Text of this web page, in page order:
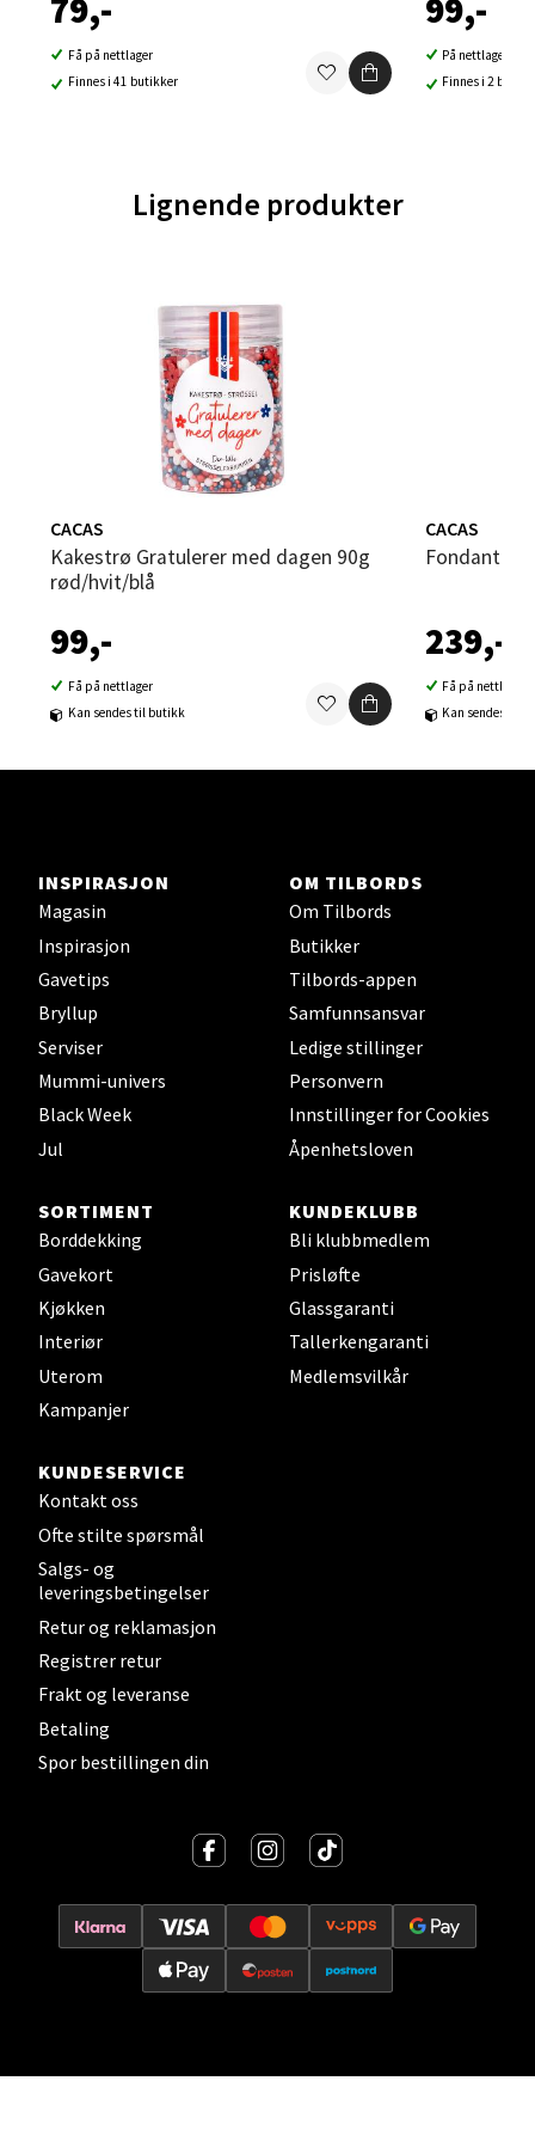
79,-
Få på nettlager
Finnes i 41 butikker
99,-
På nettlager
Finnes i 2
Lignende produkter
CACAS
Kakestrø Gratulerer med dagen 90g
rød/hvit/blå
99,-
Få på nettlager
Kan sendes til butikk
CACAS
Fondant
239,-
Få på nettlager
Kan sendes til
INSPIRASJON
Magasin
Inspirasjon
Gavetips
Bryllup
Serviser
Mummi-univers
Black Week
Jul
OM TILBORDS
Om Tilbords
Butikker
Tilbords-appen
Samfunnsansvar
Ledige stillinger
Personvern
Innstillinger for Cookies
Åpenhetsloven
SORTIMENT
Borddekking
Gavekort
Kjøkken
Interiør
Uterom
Kampanjer
KUNDEKLUBB
Bli klubbmedlem
Prisløfte
Glassgaranti
Tallerkengaranti
Medlemsvilkår
KUNDESERVICE
Kontakt oss
Ofte stilte spørsmål
Salgs- og
leveringsbetingelser
Retur og reklamasjon
Registrer retur
Frakt og leveranse
Betaling
Spor bestillingen din
Falkenborgveien 5, 7044 Trondheim
Åpent i dag 09-21
Ski - Thon Senter Ski
Ski Storsenter, Jernbanesvingen 6, 1400 Ski
Åpent i dag 10-21
Sortland - Sortland Storsenter
Strangata 26, 8400 Sortland
Åpent i dag 10-19
0 i butikk
Steinkjer - Thon Senter Steinkjer
Sjøfartsgata 2, 7714 Steinkjer
Åpent i dag 10-20
0 i butikk
Leirvik - Stord
Torgbakken 2, 5401 Stord
Oslo - Thon Senter Storo
Vitaminveien 7 - 9, 0485 Oslo
Åpent i dag 10-21
0 i butikk
Strandtorget, 2609 Lillehammer
Åpent i dag 09-20
0 i butikk